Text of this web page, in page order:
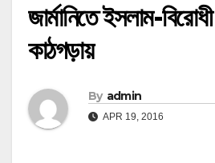
জার্মানিতে ইসলাম-
কাঠগড়ায়
By admin
APR 19, 2016